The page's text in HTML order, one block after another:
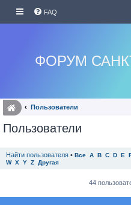
FAQ
ФОРУМ
Пользователи
Пользователи
Найти пользователя • Все A B C D E
W X Y Z Другая
44